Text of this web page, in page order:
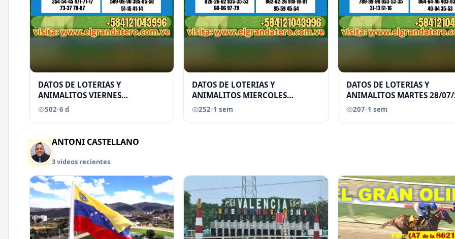
DATOS DE LOTERIAS Y
ANIMALITOS VIERNES
31/07/2026
502•6 d
DATOS DE LOTERIAS Y
ANIMALITOS MIERCOLES
29/07/2026 ELGRANDATERO JOSE
252•1 sem
DATOS DE LOTERIAS Y
ANIMALITOS MARTES 28/07/
ELGRANDATERO JOSE EREU
207•1 sem
ANTONI CASTELLANO
3 videos recientes